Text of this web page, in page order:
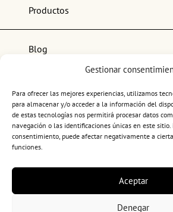
Gestionar
Para ofrecer las mejores experiencias, utilizamos
para almacenar y/o acceder a la información del
de estas tecnologías nos permitirá procesar datos
navegación o las identificaciones únicas en este
consentimiento, puede afectar negativamente a
funciones.
Aceptar
Denegar
Productos
Blog
Lo más popular
Política de privacidad